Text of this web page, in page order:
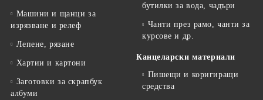
Машини и щанци за
изрязване и релеф
Лепене, рязане
Хартии и картони
Заготовки за скрапбук
албуми
бутилки за вода, чадъри
Чанти през рамо, чанти за
курсове и др.
Канцеларски материали
Пишещи и коригиращи
средства